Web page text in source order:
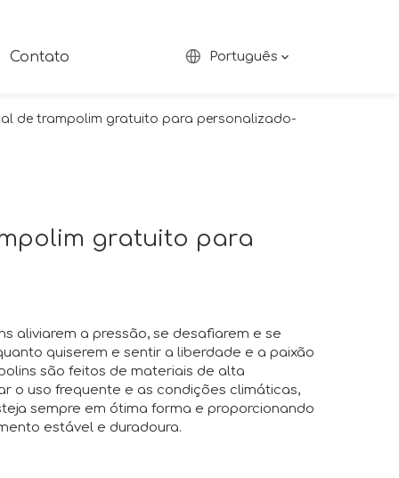
Contato Português
de trampolim gratuito para personalizado-
gratuito para
aliviarem a pressão, se desafiarem e se
quiserem e sentir a liberdade e a paixão
são feitos de materiais de alta
o uso frequente e as condições climáticas,
sempre em ótima forma e proporcionando
estável e duradoura.